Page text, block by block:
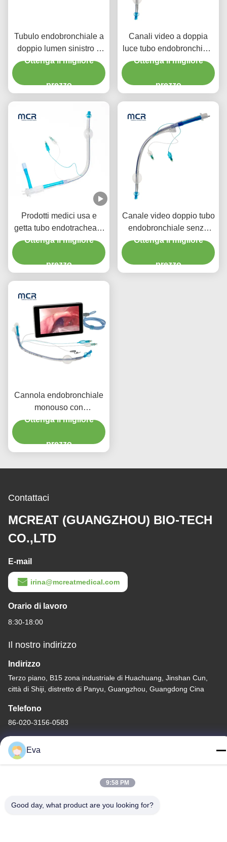
Tubulo endobronchiale a
doppio lumen sinistro o
destro con canale video
Ottenga il migliore
prezzo
Canali video a doppia
luce tubo endobronchiale
visivo orale PVC
Ottenga il migliore
prezzo
Prodotti medici usa e
getta tubo endotracheale
a doppio lumen con
PU
Ottenga il migliore
prezzo
Canale video doppio tubo
endobronchiale senza
telecamera
Ottenga il migliore
prezzo
Cannola endobronchiale
monouso con
videocamera in PVC per
Ottenga il migliore
prezzo
Contattaci
MCREAT (GUANGZHOU) BIO-TECH
CO.,LTD
E-mail
irina@mcreatmedical.com
Orario di lavoro
8:30-18:00
Il nostro indirizzo
Indirizzo
Terzo piano, B15 zona industriale di Huachuang, Jinshan Cun,
città di Shiji, distretto di Panyu, Guangzhou, Guangdong Cina
Telefono
86-020-3156-0583
Cina Buona qualità Sistema di aspirazione chiuso Fornitore.
riservati.
Eva
9:58 PM
Good day, what product are you looking for?